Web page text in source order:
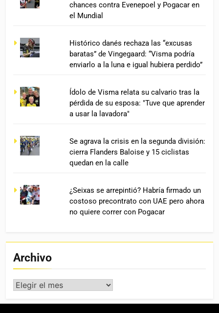
chances contra Evenepoel y Pogacar en
el Mundial
Histórico danés rechaza las “excusas
baratas” de Vingegaard: “Visma podría
enviarlo a la luna e igual hubiera perdido”
Ídolo de Visma relata su calvario tras la
pérdida de su esposa: "Tuve que aprender
a usar la lavadora"
Se agrava la crisis en la segunda división:
cierra Flanders Baloise y 15 ciclistas
quedan en la calle
¿Seixas se arrepintió? Habría firmado un
costoso precontrato con UAE pero ahora
no quiere correr con Pogacar
Archivo
Archivo